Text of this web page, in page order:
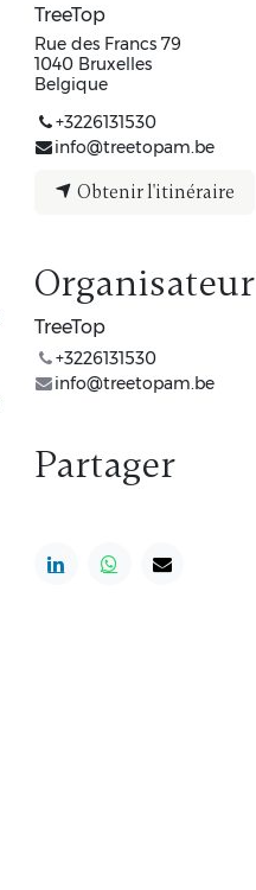
TreeTop
Rue des Francs 79
1040 Bruxelles
Belgique
+3226131530
info@treetopam.be
Obtenir l'itinéraire
Organisateur
TreeTop
+3226131530
info@treetopam.be
Partager